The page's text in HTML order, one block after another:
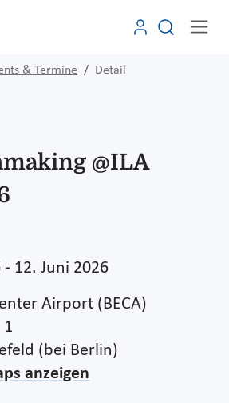
& Termine Detail
@ILA
- 12. Juni 2026
Airport (BECA)
1
(bei Berlin)
anzeigen